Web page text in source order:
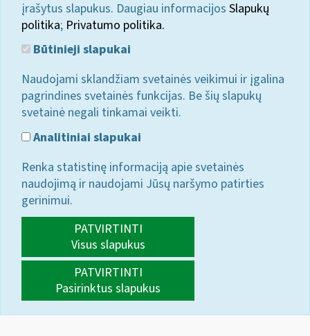
įrašytus slapukus. Daugiau informacijos Slapukų
politika; Privatumo politika.
Būtinieji slapukai
Naudojami sklandžiam svetainės veikimui ir įgalina
pagrindines svetainės funkcijas. Be šių slapukų
svetainė negali tinkamai veikti.
Analitiniai slapukai
Renka statistinę informaciją apie svetainės
naudojimą ir naudojami Jūsų naršymo patirties
gerinimui.
PATVIRTINTI
Visus slapukus
PATVIRTINTI
Pasirinktus slapukus